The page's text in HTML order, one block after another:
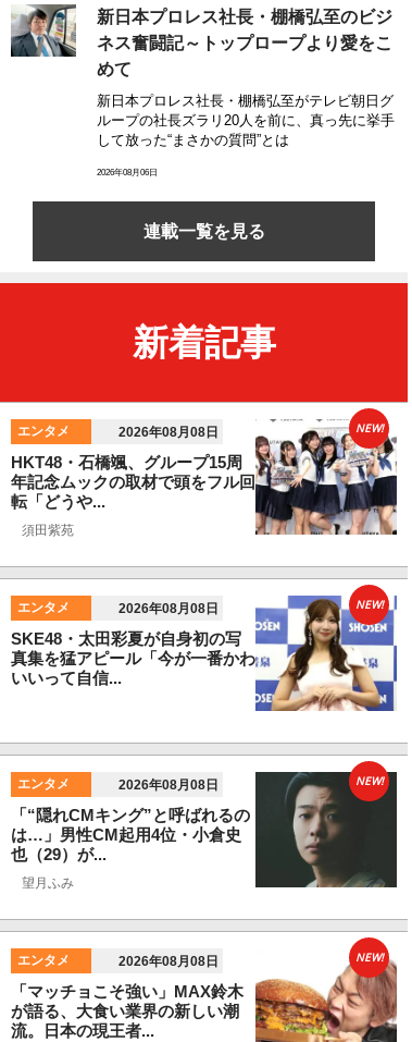
新日本プロレス社長・棚橋弘至のビジ
ネス奮闘記～トップロープより愛をこ
めて
新日本プロレス社長・棚橋弘至がテレビ朝日グ
ループの社長ズラリ20人を前に、真っ先に挙手
して放った“まさかの質問”とは
2026年08月06日
連載一覧を見る
新着記事
エンタメ 2026年08月08日
HKT48・石橋颯、グループ15周
年記念ムックの取材で頭をフル回
転「どうや...
須田紫苑
NEW!
エンタメ 2026年08月08日
SKE48・太田彩夏が自身初の写
真集を猛アピール「今が一番かわ
いいって自信...
NEW!
エンタメ 2026年08月08日
「“隠れCMキング”と呼ばれるの
は…」男性CM起用4位・小倉史
也（29）が...
望月ふみ
NEW!
エンタメ 2026年08月08日
「マッチョこそ強い」MAX鈴木
が語る、大食い業界の新しい潮
流。日本の現王者...
NEW!